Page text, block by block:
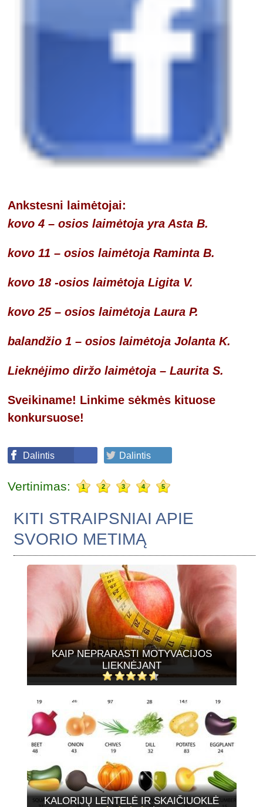
Ankstesni laimėtojai:
kovo 4 – osios laimėtoja yra Asta B.
kovo 11 – osios laimėtoja Raminta B.
kovo 18 -osios laimėtoja Ligita V.
kovo 25 – osios laimėtoja Laura P.
balandžio 1 – osios laimėtoja Jolanta K.
Lieknėjimo diržo laimėtoja – Laurita S.
Sveikiname! Linkime sėkmės kituose
konkursuose!
Dalintis Dalintis
Vertinimas: 1 2 3 4 5
KITI STRAIPSNIAI APIE
SVORIO METIMĄ
KAIP NEPRARASTI MOTYVACIJOS
LIEKNĖJANT
KALORIJŲ LENTELĖ IR SKAIČIUOKLĖ